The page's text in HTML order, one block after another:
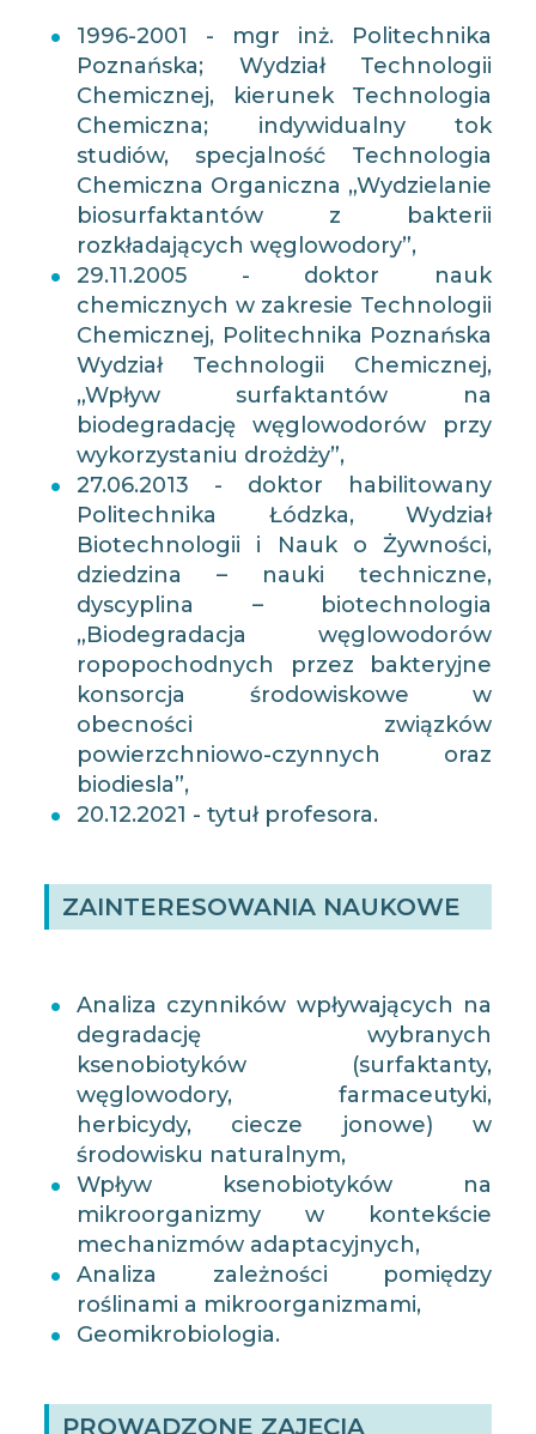
1996-2001 - mgr inż. Politechnika
Poznańska; Wydział Technologii
Chemicznej, kierunek Technologia
Chemiczna; indywidualny tok
studiów, specjalność Technologia
Chemiczna Organiczna „Wydzielanie
biosurfaktantów z bakterii
rozkładających węglowodory”,
29.11.2005 - doktor nauk
chemicznych w zakresie Technologii
Chemicznej, Politechnika Poznańska
Wydział Technologii Chemicznej,
„Wpływ surfaktantów na
biodegradację węglowodorów przy
wykorzystaniu drożdży”,
27.06.2013 - doktor habilitowany
Politechnika Łódzka, Wydział
Biotechnologii i Nauk o Żywności,
dziedzina – nauki techniczne,
dyscyplina – biotechnologia
„Biodegradacja węglowodorów
ropopochodnych przez bakteryjne
konsorcja środowiskowe w
obecności związków
powierzchniowo-czynnych oraz
biodiesla”,
20.12.2021 - tytuł profesora.
ZAINTERESOWANIA NAUKOWE
Analiza czynników wpływających na
degradację wybranych
ksenobiotyków (surfaktanty,
węglowodory, farmaceutyki,
herbicydy, ciecze jonowe) w
środowisku naturalnym,
Wpływ ksenobiotyków na
mikroorganizmy w kontekście
mechanizmów adaptacyjnych,
Analiza zależności pomiędzy
roślinami a mikroorganizmami,
Geomikrobiologia.
PROWADZONE ZAJĘCIA